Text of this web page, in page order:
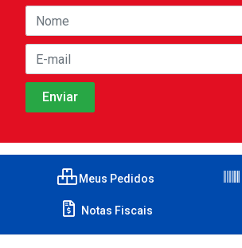
Meus Pedidos
Notas Fiscais